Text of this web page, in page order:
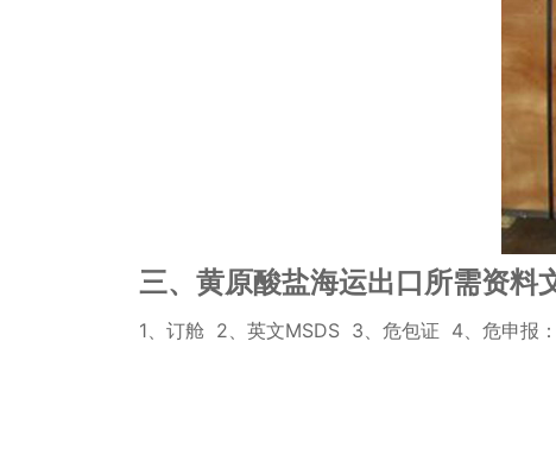
三、黄原酸盐海运出口所需资料
1、订舱 2、英文MSDS 3、危包证 4、危申报